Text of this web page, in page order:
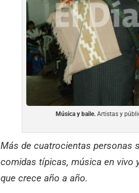
Música y baile. Artistas y
Más de cuatrocientas personas
comidas típicas, música en vivo
que crece año a año.